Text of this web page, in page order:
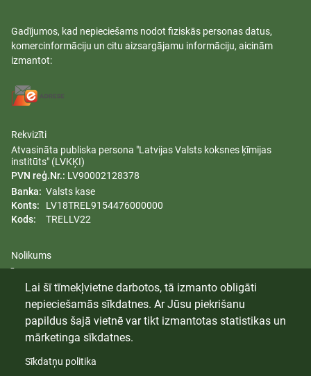
Gadījumos, kad nepieciešams nodot fiziskās personas datus,
komercinformāciju un citu aizsargājamu informāciju, aicinām
izmantot:
Rekvizīti
Atvasināta publiska persona "Latvijas Valsts koksnes ķīmijas
institūts" (LVKĶI)
PVN reģ.Nr.: LV90002128378
Banka: Valsts kase
Konts:
LV18TREL9154476000000
Kods:
TRELLV22
Nolikums
Dzimumu līdztiesības plāns
Trauksmes celšana
© 2024 Latvijas Valsts Koksnes Ķīmijas Institūts. Visas tiesības
Lai šī tīmekļvietne darbotos, tā izmanto obligāti
nepieciešamās sīkdatnes. Ar Jūsu piekrišanu
papildus šajā vietnē var tikt izmantotas statistikas un
mārketinga sīkdatnes.
Sīkdatņu politika